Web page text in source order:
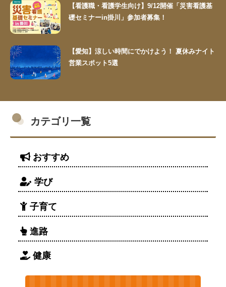
【看護職・看護学生向け】9/12開催「災害看護基
礎セミナーin掛川」参加者募集！
【愛知】涼しい時間にでかけよう！ 夏休みナイト
営業スポット5選
カテゴリ一覧
おすすめ
学び
子育て
進路
健康